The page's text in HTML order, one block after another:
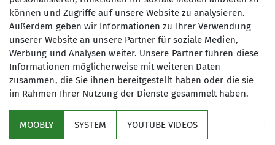
abwechslungsreiche Landschaften
sowie kulturelle und kulinarische
Erlebnisse.
"Freude am Singen" ist unser Motto.
Wir sind derzeit eine Gruppe von 10
-15 Personen. Unsere Vorliebe gilt v. a.
den Volks- und Wanderliedern. Toni
Fink mit seiner Gitarre begleitet uns,
damit wir auch immer "den richtigen
Ton" treffen. Mit dem Lied "Freindel
wann gehn ma hoam" und meistens
Ab Dezember ist die Gruppe
normalerweise nicht mehr zu halten.
Regelmäßig werden die Tourenski,
Schneeschuhe sowie LVS und Schaufel
eingepackt. Neben Tagestouren
stehen auch Mehrtagestouren auf
dem Programm. Dank den
Anmeldung
Anfrage senden
können und Zugriffe auf unsere Website zu analysieren.
Außerdem geben wir Informationen zu Ihrer Verwendung
unserer Website an unsere Partner für soziale Medien,
Werbung und Analysen weiter. Unsere Partner führen diese
Informationen möglicherweise mit weiteren Daten
zusammen, die Sie ihnen bereitgestellt haben oder die sie
im Rahmen Ihrer Nutzung der Dienste gesammelt haben.
MOOBLY SYSTEM YOUTUBE VIDEOS